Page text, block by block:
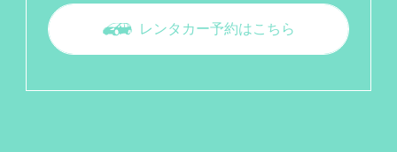
レンタカー予約はこちら